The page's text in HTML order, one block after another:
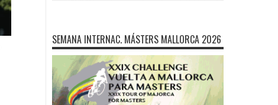
SEMANA INTERNAC. MÁSTERS MALLORCA 2026